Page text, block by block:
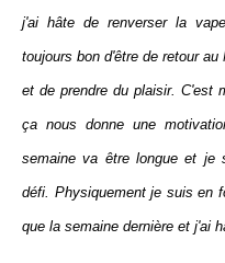
j'ai hâte de renverser la
toujours bon d'être de retour
et de prendre du plaisir. C'est
ça nous donne une
semaine va être longue et je
défi. Physiquement je suis en
que la semaine dernière et j'ai